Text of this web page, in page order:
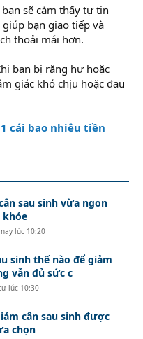
sẽ cảm thấy tự tin
bạn giao tiếp và
thoải mái hơn.
bạn bị răng hư hoặc
giác khó chịu hoặc đau
cái bao nhiêu tiền
sau sinh vừa ngon
khỏe
lúc 10:20
sinh thế nào để giảm
vẫn đủ sức c
lúc 10:30
cân sau sinh được
chọn